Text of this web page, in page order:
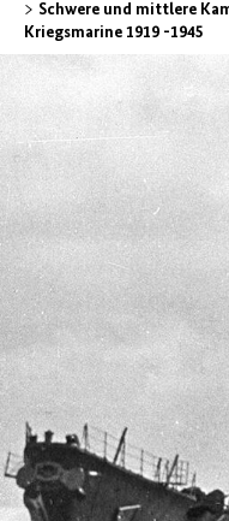
Schwere und mittlere
Kriegsmarine 1919 -1945